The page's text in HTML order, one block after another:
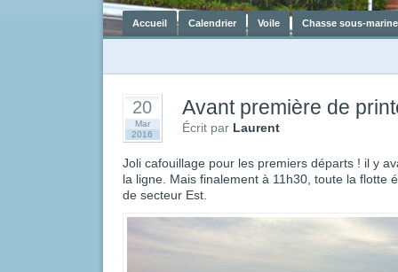
Accueil Calendrier Voile Chasse sous-marine
20
Mar
2016
Avant première de
Écrit par Laurent
Joli cafouillage pour les premiers départs ! il y
la ligne. Mais finalement à 11h30, toute la flotte
de secteur Est.